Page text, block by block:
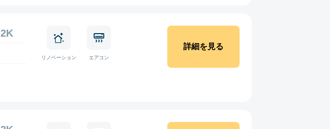
リノベーション エアコン
詳細を見る